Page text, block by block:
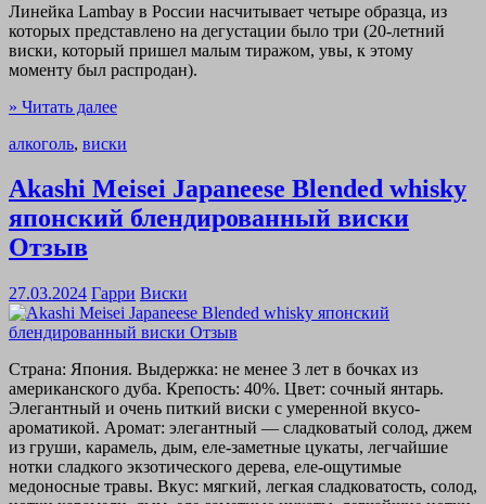
Линейка Lambay в России насчитывает четыре образца, из
которых представлено на дегустации было три (20-летний
виски, который пришел малым тиражом, увы, к этому
моменту был распродан).
» Читать далее
алкоголь, виски
Akashi Meisei Japaneese Blended whisky
японский блендированный виски
Отзыв
27.03.2024 Гарри Виски
Страна: Япония. Выдержка: не менее 3 лет в бочках из
американского дуба. Крепость: 40%. Цвет: сочный янтарь.
Элегантный и очень питкий виски с умеренной вкусо-
ароматикой. Аромат: элегантный — сладковатый солод, джем
из груши, карамель, дым, еле-заметные цукаты, легчайшие
нотки сладкого экзотического дерева, еле-ощутимые
медоносные травы. Вкус: мягкий, легкая сладковатость, солод,